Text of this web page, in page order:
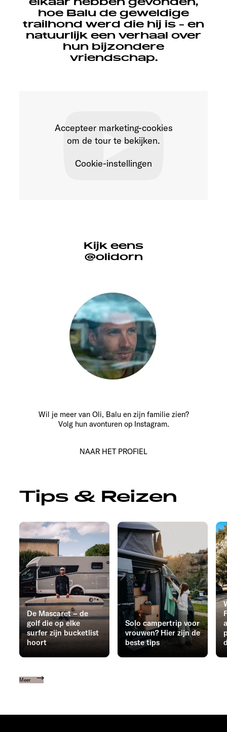
hoe Balu de geweldige
trailhond werd die hij is - en
natuurlijk een verhaal over
hun bijzondere
vriendschap.
Accepteer marketing-cookies
om de tour te bekijken.
Cookie-instellingen
Kijk eens
@olidorn
Wil je meer van Oli, Balu en zijn familie zien?
Volg hun avonturen op Instagram.
NAAR HET PROFIEL
Tips & Reizen
De Mascaret – de
golf die op elke
surfer zijn bucketlist
hoort
Solo campertrip voor
vrouwen? Hier zijn de
beste tips
Meer